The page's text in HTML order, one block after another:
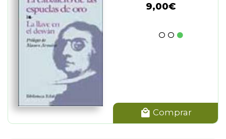
9,00€
Comprar